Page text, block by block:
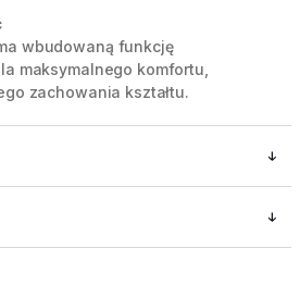
wbudowaną funkcję
maksymalnego komfortu,
zachowania kształtu.